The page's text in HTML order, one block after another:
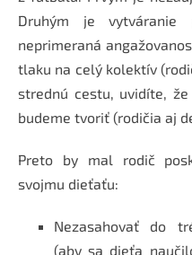
Druhým je
neprimeraná
tlaku na celý kolektív
strednú cestu, uvidíte,
budeme tvoriť (rodičia aj
Preto by mal rodič
svojmu dieťaťu:
Nezasahovať do
(aby sa dieťa